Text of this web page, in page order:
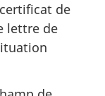
de
lettre de